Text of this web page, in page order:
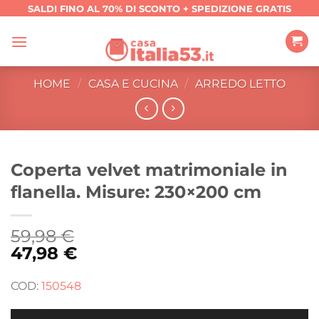
contenuti
SALDI FINO AL 70% DI SCONTO + SPEDIZIONE GRATIS
HOME / CASA E CUCINA / ARREDO LETTO
Coperta velvet matrimoniale in
flanella. Misure: 230×200 cm
59,98€
47,98 €
COD: 150548